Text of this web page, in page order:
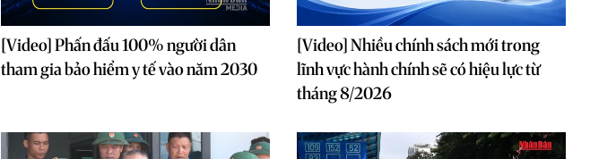
[Video] Phấn đấu 100% người dân
tham gia bảo hiểm y tế vào năm 2030
[Video] Nhiều chính sách mới trong
lĩnh vực hành chính sẽ có hiệu lực từ
tháng 8/2026